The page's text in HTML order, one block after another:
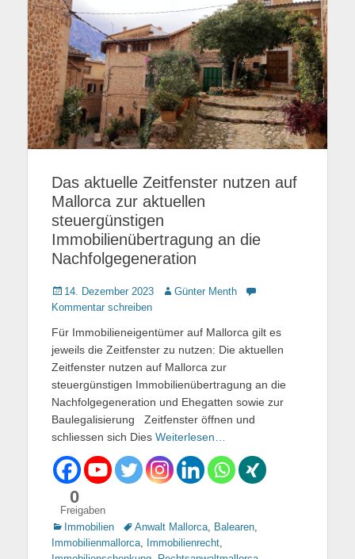
Das aktuelle Zeitfenster nutzen auf
Mallorca zur aktuellen
steuergünstigen
Immobilienübertragung an die
Nachfolgegeneration
Gepostet
am
14. Dezember 2023 AutorGünter Menth
Kommentar schreiben
Für Immobilieneigentümer auf Mallorca gilt es
jeweils die Zeitfenster zu nutzen: Die aktuellen
Zeitfenster nutzen auf Mallorca zur
steuergünstigen Immobilienübertragung an die
Nachfolgegeneration und Ehegatten sowie zur
Baulegalisierung Zeitfenster öffnen und
schliessen sich Dies Weiterlesen…
0
Freigaben
Kategorien
Immobilien TagsAnwalt Mallorca Balearen
Immobilienmallorca
Immobilienrecht